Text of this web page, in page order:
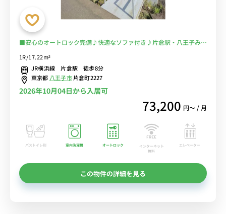
■安心のオートロック完備♪快適なソファ付き♪片倉駅・八王子みな
ンタル中！
1R/17.22m²
JR横浜線 片倉駅 徒歩8分
東京都 八王子市片倉町2227
2026年10月04日から入居可
73,200 円〜 / 月
バストイレ別 室内洗濯機 オートロック
インターネット
無料
エレベーター
この物件の詳細を見る